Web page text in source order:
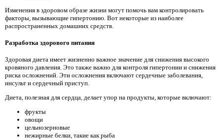
Изменения в здоровом образе жизни могут помочь вам контролировать
факторы, вызывающие гипертонию. Вот некоторые из наиболее
распространенных домашних средств.
Разработка здорового питания
Здоровая диета имеет жизненно важное значение для снижения высокого
кровяного давления. Это также важно для контроля гипертонии и снижения
риска осложнений. Эти осложнения включают сердечные заболевания,
инсульт и сердечный приступ.
Диета, полезная для сердца, делает упор на продукты, которые включают:
фрукты
овощи
цельнозерновые
нежирные белки, такие как рыба